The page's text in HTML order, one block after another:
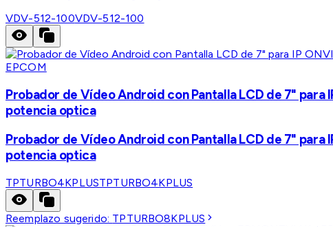
VDV-512-100VDV-512-100
EPCOM
Probador de Vídeo Android con Pantalla LCD de 7" para
potencia optica
Probador de Vídeo Android con Pantalla LCD de 7" para
potencia optica
TPTURBO4KPLUSTPTURBO4KPLUS
Reemplazo sugerido: TPTURBO8KPLUS